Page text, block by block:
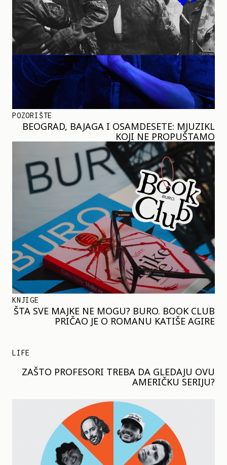
POZORIŠTE
BEOGRAD, BAJAGA I OSAMDESETE: MJUZIKL
KOJI NE PROPUŠTAMO
KNJIGE
ŠTA SVE MAJKE NE MOGU? BURO. BOOK CLUB
PRIČAO JE O ROMANU KATIŠE AGIRE
LIFE
ZAŠTO PROFESORI TREBA DA GLEDAJU OVU
AMERIČKU SERIJU?